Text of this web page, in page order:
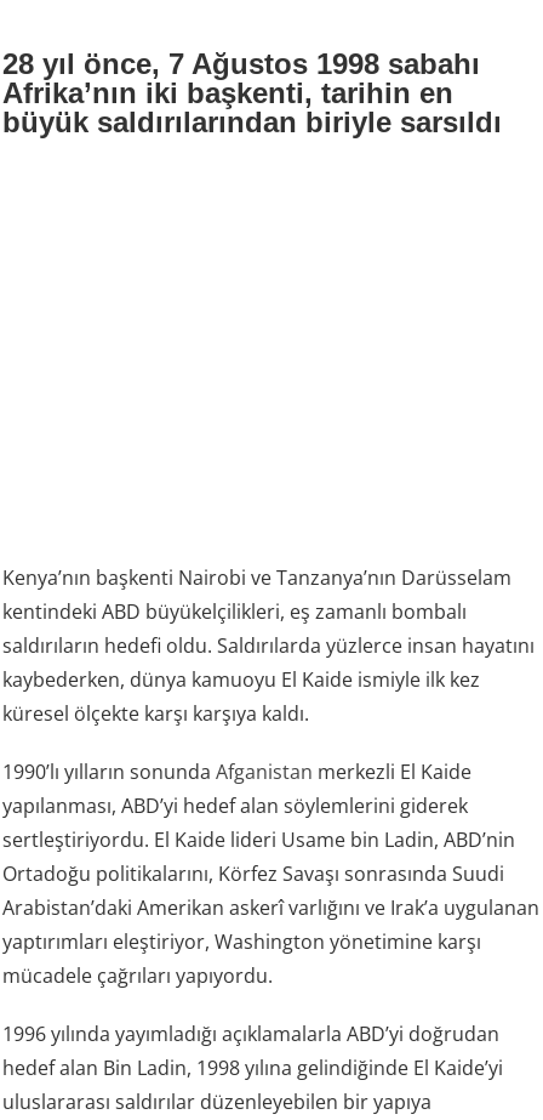
28 yıl önce, 7 Ağustos 1998 sabahı
Afrika’nın iki başkenti, tarihin en
büyük saldırılarından biriyle sarsıldı
Kenya’nın başkenti Nairobi ve Tanzanya’nın Darüsselam
kentindeki ABD büyükelçilikleri, eş zamanlı bombalı
saldırıların hedefi oldu. Saldırılarda yüzlerce insan hayatını
kaybederken, dünya kamuoyu El Kaide ismiyle ilk kez
küresel ölçekte karşı karşıya kaldı.
1990’lı yılların sonundaAfganistan merkezli El Kaide
yapılanması, ABD’yi hedef alan söylemlerini giderek
sertleştiriyordu. El Kaide lideri Usame bin Ladin, ABD’nin
Ortadoğu politikalarını, Körfez Savaşı sonrasında Suudi
Arabistan’daki Amerikan askerî varlığını ve Irak’a uygulanan
yaptırımları eleştiriyor, Washington yönetimine karşı
mücadele çağrıları yapıyordu.
1996 yılında yayımladığı açıklamalarla ABD’yi doğrudan
hedef alan Bin Ladin, 1998 yılına gelindiğinde El Kaide’yi
uluslararası saldırılar düzenleyebilen bir yapıya